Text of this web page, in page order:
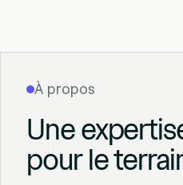
À propos
Une
pour le